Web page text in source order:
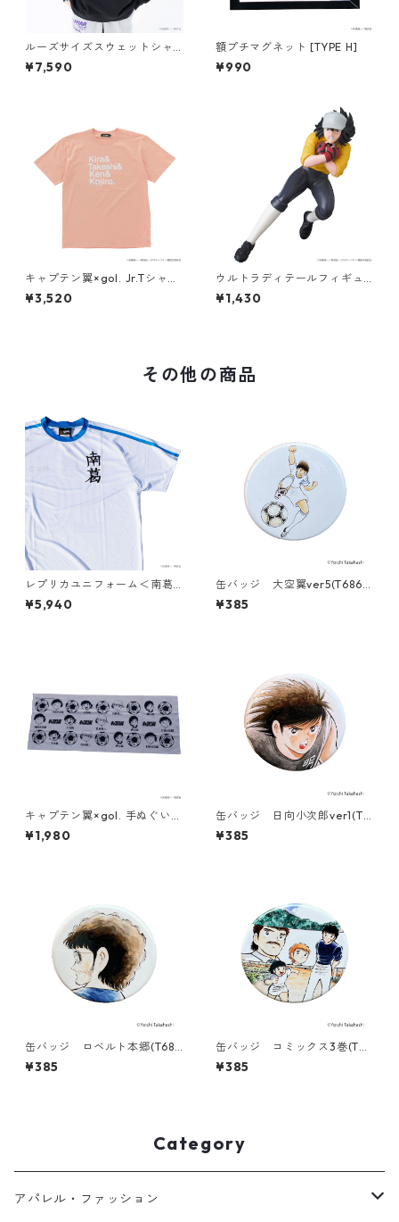
ルーズサイズスウェットシャ
ツ<MEIWA4>
¥7,590
額プチマグネット [TYPE H]
¥990
キャプテン翼×gol. Jr.Tシャツ
[メイワ4]
¥3,520
ウルトラディテールフィギュ
ア No.627 UDF キャプテン翼
[若島津健]
¥1,430
その他の商品
レプリカユニフォーム＜南葛0
01＞
¥5,940
缶バッジ 大空翼ver5(T686-
045)
¥385
キャプテン翼×gol. 手ぬぐい
[総柄]
¥1,980
缶バッジ 日向小次郎ver1(T6
86-045)
¥385
缶バッジ ロベルト本郷(T686
-045)
¥385
缶バッジ コミックス3巻(T68
6-045)
¥385
Category
アパレル・ファッション